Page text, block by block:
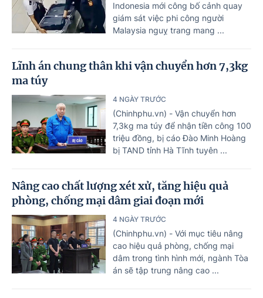
Indonesia mới công bố cảnh quay
giám sát việc phi công người
Malaysia nguỵ trang mang ...
Lĩnh án chung thân khi vận chuyển hơn 7,3kg
ma túy
4 NGÀY TRƯỚC
(Chinhphu.vn) - Vận chuyển hơn
7,3kg ma túy để nhận tiền công 100
triệu đồng, bị cáo Đào Minh Hoàng
bị TAND tỉnh Hà Tĩnh tuyên ...
Nâng cao chất lượng xét xử, tăng hiệu quả
phòng, chống mại dâm giai đoạn mới
4 NGÀY TRƯỚC
(Chinhphu.vn) - Với mục tiêu nâng
cao hiệu quả phòng, chống mại
dâm trong tình hình mới, ngành Tòa
án sẽ tập trung nâng cao ...